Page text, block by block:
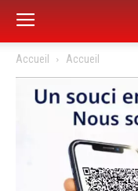
Accueil Accueil